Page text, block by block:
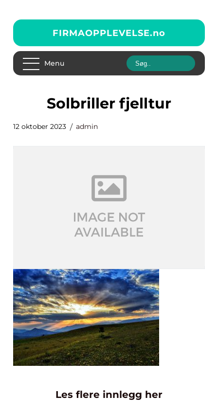
FIRMAOPPLEVELSE.no
Menu
solbriller fjelltur
12 oktober 2023 admin
Les flere innlegg her